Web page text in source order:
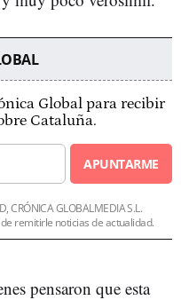
Global para recibir
Cataluña.
APUNTARME
CRÓNICA GLOBALMEDIA S.L.
remitirle noticias de actualidad.
pensaron que esta